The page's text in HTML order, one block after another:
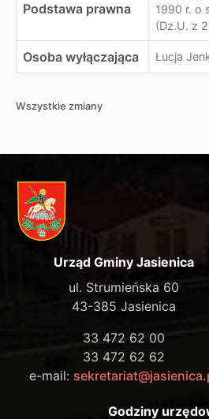
Podstawa prawna
1990 r. o
(Dz.U. z
Osoba wyłączająca Łucja
Wszystkie zmiany
Urząd Gminy Jasienica
ul. Strumieńska 60
43-385 Jasienica
33 472 62 00
33 472 62 62
e-mail:
Godziny